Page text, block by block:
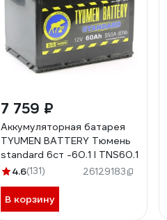
7 759 ₽
Аккумуляторная батарея
TYUMEN BATTERY Тюмень
standard 6ст -60.1 l TNS60.1
4.6(131) 26129183
В корзину